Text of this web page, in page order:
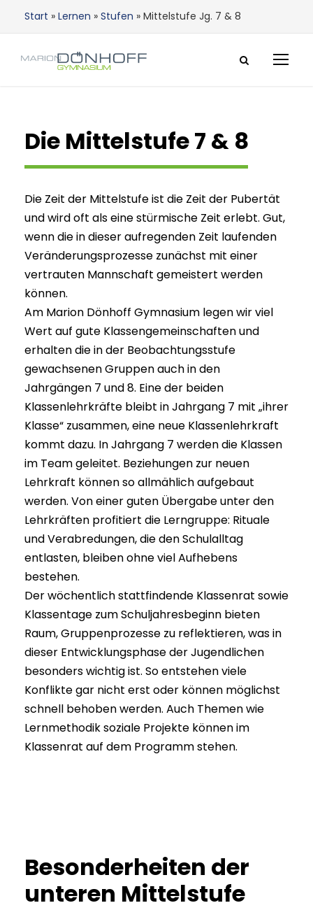
Start » Lernen » Stufen » Mittelstufe Jg. 7 & 8
Die Mittelstufe 7 & 8
Die Zeit der Mittelstufe ist die Zeit der Pubertät
und wird oft als eine stürmische Zeit erlebt. Gut,
wenn die in dieser aufregenden Zeit laufenden
Veränderungsprozesse zunächst mit einer
vertrauten Mannschaft gemeistert werden
können.
Am Marion Dönhoff Gymnasium legen wir viel
Wert auf gute Klassengemeinschaften und
erhalten die in der Beobachtungsstufe
gewachsenen Gruppen auch in den
Jahrgängen 7 und 8. Eine der beiden
Klassenlehrkräfte bleibt in Jahrgang 7 mit „ihrer
Klasse“ zusammen, eine neue Klassenlehrkraft
kommt dazu. In Jahrgang 7 werden die Klassen
im Team geleitet. Beziehungen zur neuen
Lehrkraft können so allmählich aufgebaut
werden. Von einer guten Übergabe unter den
Lehrkräften profitiert die Lerngruppe: Rituale
und Verabredungen, die den Schulalltag
entlasten, bleiben ohne viel Aufhebens
bestehen.
Der wöchentlich stattfindende Klassenrat sowie
Klassentage zum Schuljahresbeginn bieten
Raum, Gruppenprozesse zu reflektieren, was in
dieser Entwicklungsphase der Jugendlichen
besonders wichtig ist. So entstehen viele
Konflikte gar nicht erst oder können möglichst
schnell behoben werden. Auch Themen wie
Lernmethodik soziale Projekte können im
Klassenrat auf dem Programm stehen.
Besonderheiten der
unteren Mittelstufe